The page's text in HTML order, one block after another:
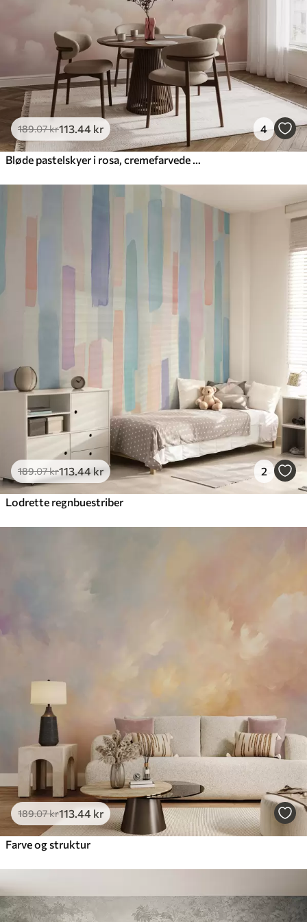
Premium vinyl
Peel and Stick
666.67 400.00kr /m²
189.07kr113 .44 kr 4
189.07kr113.44 kr 2
Lodrette regnbuestriber
189.07kr113 .44 kr
Farve og struktur